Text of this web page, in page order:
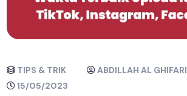
TIPS & TRIK
ABDILLAH AL GHIFARI
15/05/2023